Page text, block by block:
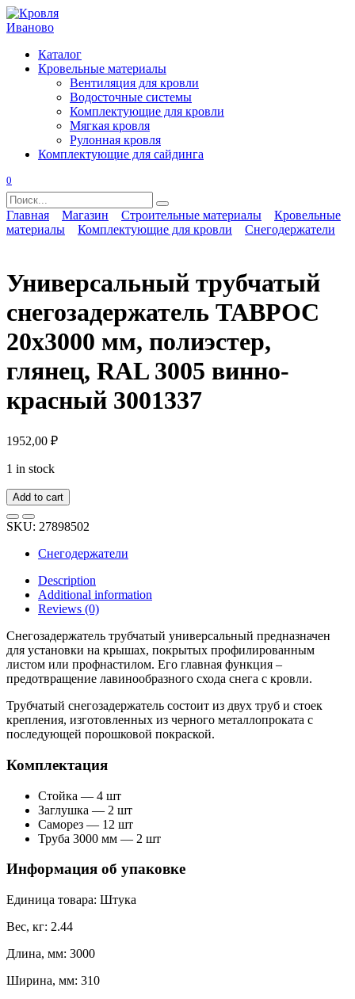
Перейти
к
Каталог
Кровельные материалы
Вентиляция для кровли
Водосточные системы
Комплектующие для кровли
Мягкая кровля
Рулонная кровля
Комплектующие для сайдинга
0
Search
for:
Главная Магазин Строительные материалы
Кровельные
материалы
Комплектующие для кровли Снегодержатели
Универсальный трубчатый
снегозадержатель ТАВРОС
20х3000 мм, полиэстер,
глянец, RAL 3005 винно-
красный 3001337
1952,00 ₽
1 in stock
Add to cart
SKU: 27898502
Снегодержатели
Description
Additional information
Reviews (0)
Снегозадержатель трубчатый универсальный предназначен
для установки на крышах, покрытых профилированным
листом или профнастилом. Его главная функция –
предотвращение лавинообразного схода снега с кровли.
Трубчатый снегозадержатель состоит из двух труб и стоек
крепления, изготовленных из черного металлопроката с
последующей порошковой покраской.
Комплектация
Стойка — 4 шт
Заглушка — 2 шт
Саморез — 12 шт
Труба 3000 мм — 2 шт
Информация об упаковке
Единица товара: Штука
Вес, кг: 2.44
Длина, мм: 3000
Ширина, мм: 310